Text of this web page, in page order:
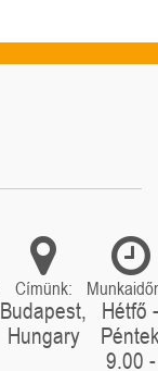
Címünk:
Budapest,
Hungary
Hétfő -
9.00 -